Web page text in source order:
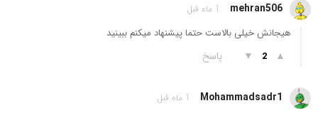
mehran506 1 ماه قبل
هیجانش خیلی بالاست حتما پیشنهاد میکنم ببینید
▲
2
▼ پاسخ
Mohammadsadr1 1 ماه قبل